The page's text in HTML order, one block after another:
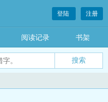
登陆 注册
阅读记录 书架